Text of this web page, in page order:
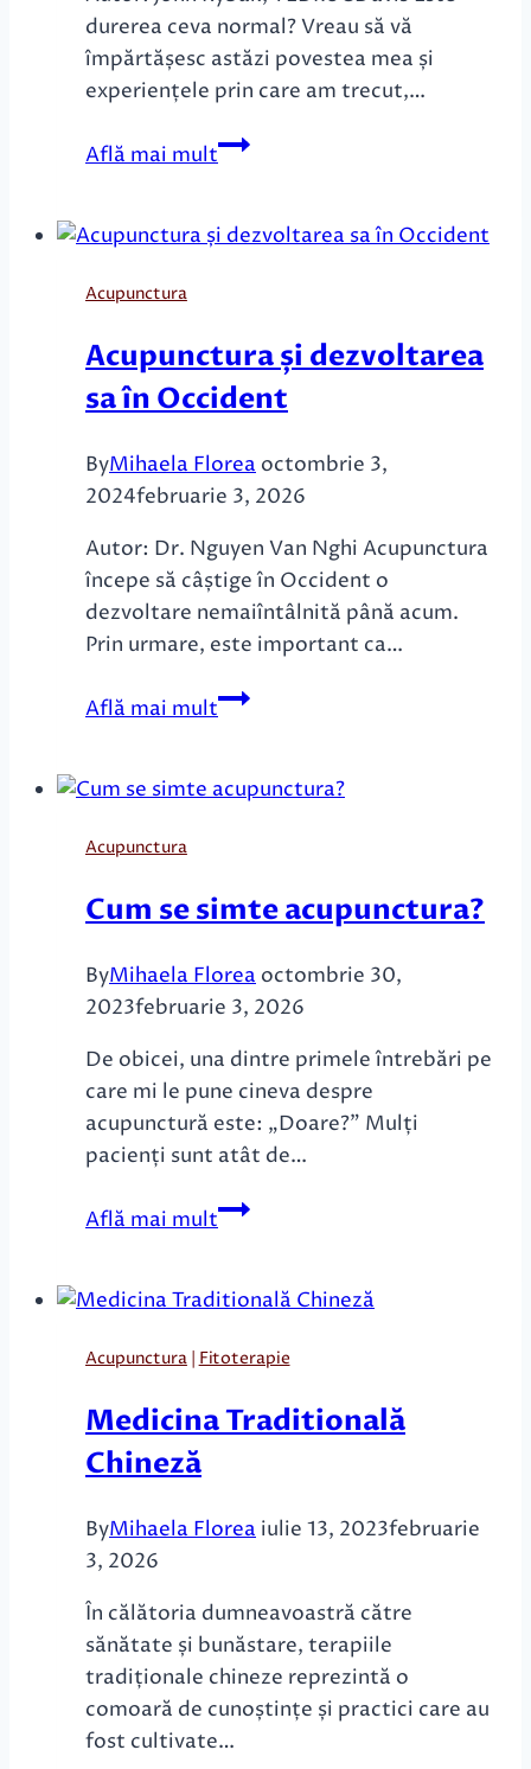
durerea ceva normal? Vreau să vă
împărtășesc astăzi povestea mea și
experiențele prin care am trecut,…
Află mai multDescoperirea
Bine
Corp:
Știința
Acupunctura
Acupunctura și dezvoltarea
sa în Occident
ByMihaela Florea octombrie 3,
2024februarie 3, 2026
Autor: Dr. Nguyen Van Nghi Acupunctura
începe să câștige în Occident o
dezvoltare nemaiîntâlnită până acum.
Prin urmare, este important ca…
Află mai multAcupunctura
sa
Acupunctura
Cum se simte acupunctura?
ByMihaela Florea octombrie 30,
2023februarie 3, 2026
De obicei, una dintre primele întrebări pe
care mi le pune cineva despre
acupunctură este: „Doare?” Mulți
pacienți sunt atât de…
Află mai multCum
acupunctura?
Acupunctura| Fitoterapie
Medicina Traditională
Chineză
ByMihaela Florea iulie 13, 2023februarie
3, 2026
În călătoria dumneavoastră către
sănătate și bunăstare, terapiile
tradiționale chineze reprezintă o
comoară de cunoștințe și practici care au
fost cultivate…